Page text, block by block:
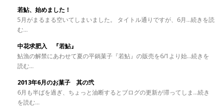
若鮎、始めました！
5月がまるまる空いてしまいました。 タイトル通りですが、6月...続きを読
む...
中花求肥入 『若鮎』
鮎漁の解禁にあわせて夏の平鍋菓子『若鮎』の販売を6/1より始...続きを
読む...
2013年6月のお菓子 其の弐
6月も半ばを過ぎ、ちょっと油断するとブログの更新が滞ってしま...続き
を読む...